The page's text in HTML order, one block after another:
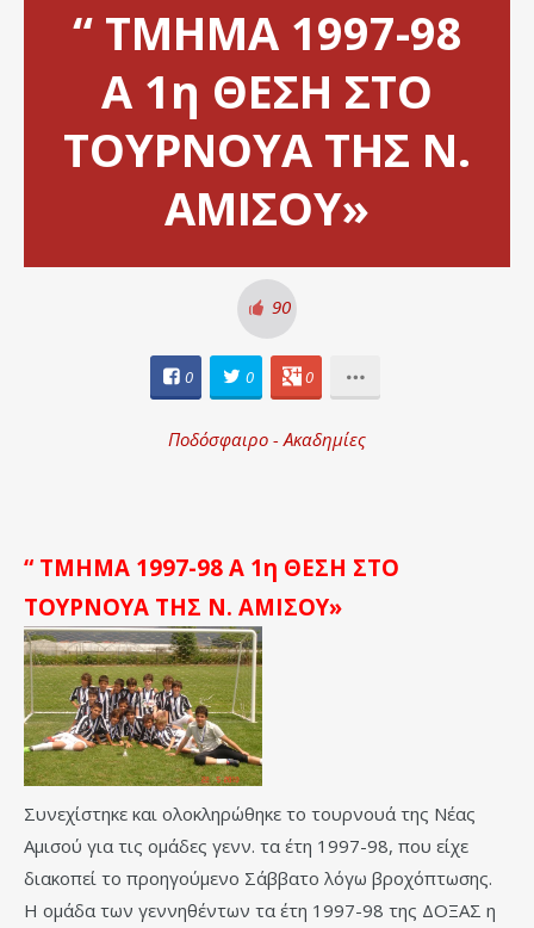
“ ΤΜΗΜΑ 1997-98
Α 1η ΘΕΣΗ ΣΤΟ
ΤΟΥΡΝΟΥΑ ΤΗΣ Ν.
ΑΜΙΣΟΥ»
90
0 0 0
Ποδόσφαιρο - Ακαδημίες
“ ΤΜΗΜΑ 1997-98 Α 1η ΘΕΣΗ ΣΤΟ
ΤΟΥΡΝΟΥΑ ΤΗΣ Ν. ΑΜΙΣΟΥ»
Συνεχίστηκε και ολοκληρώθηκε το τουρνουά της Νέας
Αμισού για τις ομάδες γενν. τα έτη 1997-98, που είχε
διακοπεί το προηγούμενο Σάββατο λόγω βροχόπτωσης.
Η ομάδα των γεννηθέντων τα έτη 1997-98 της ΔΟΞΑΣ η